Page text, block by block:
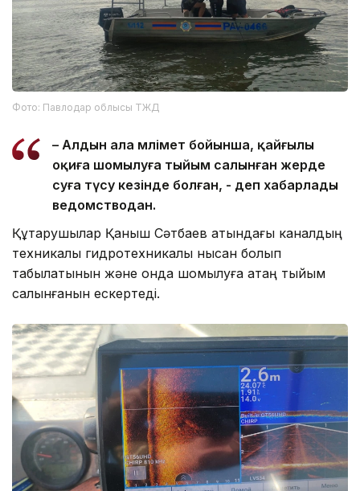
Фото: Павлодар облысы ТЖД
– Алдын ала мәлімет бойынша, қайғылы
оқиға шомылуға тыйым салынған жерде
суға түсу кезінде болған, - деп хабарлады
ведомстводан.
Құтқарушылар Қаныш Сәтбаев атындағы каналдың
техникалық гидротехникалық нысан болып
табылатынын және онда шомылуға қатаң тыйым
салынғанын ескертеді.